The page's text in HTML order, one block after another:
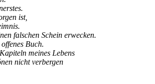
ist,
falschen Schein erweck­en.
Buch.
meines Lebens
nicht verbergen